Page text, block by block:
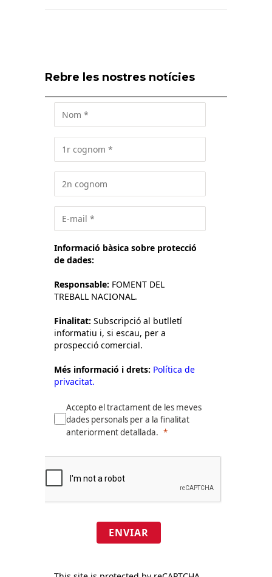
Rebre les nostres notícies
Informació bàsica sobre protecció
de dades:
Responsable: FOMENT DEL
TREBALL NACIONAL.
Finalitat: Subscripció al butlletí
informatiu i, si escau, per a
prospecció comercial.
Més informació i drets: Política de
privacitat.
Accepto el tractament de les meves
dades personals per a la finalitat
anteriorment detallada.
ENVIAR